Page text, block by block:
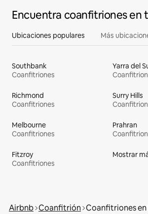
Encuentra coanfitriones en
Ubicaciones populares Más
Southbank
Coanfitriones
Yarra del
Richmond
Coanfitriones
Surry Hills
Melbourne
Coanfitriones
Prahran
Fitzroy
Coanfitriones
Mostrar
Airbnb Coanfitrión Coanfitriones